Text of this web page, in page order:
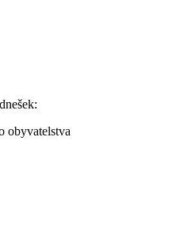
obyvatelstva